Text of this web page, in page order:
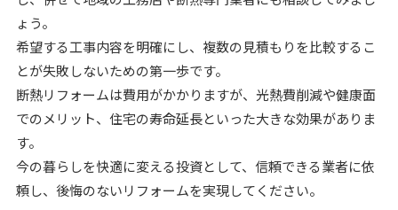
ょう。
希望する工事内容を明確にし、複数の見積もりを比較するこ
とが失敗しないための第一歩です。
断熱リフォームは費用がかかりますが、光熱費削減や健康面
でのメリット、住宅の寿命延長といった大きな効果がありま
す。
今の暮らしを快適に変える投資として、信頼できる業者に依
頼し、後悔のないリフォームを実現してください。